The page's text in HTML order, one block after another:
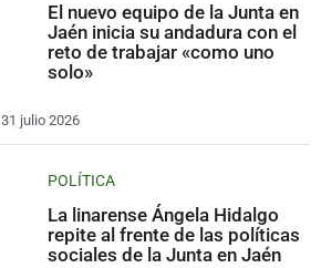
El nuevo equipo de la Junta en
Jaén inicia su andadura con el
reto de trabajar «como uno
solo»
31 julio 2026
POLÍTICA
La linarense Ángela Hidalgo
repite al frente de las políticas
sociales de la Junta en Jaén